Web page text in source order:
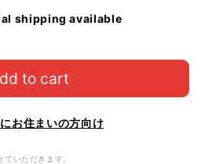
shipping available
to cart
お住まいの方向け
いただきます。